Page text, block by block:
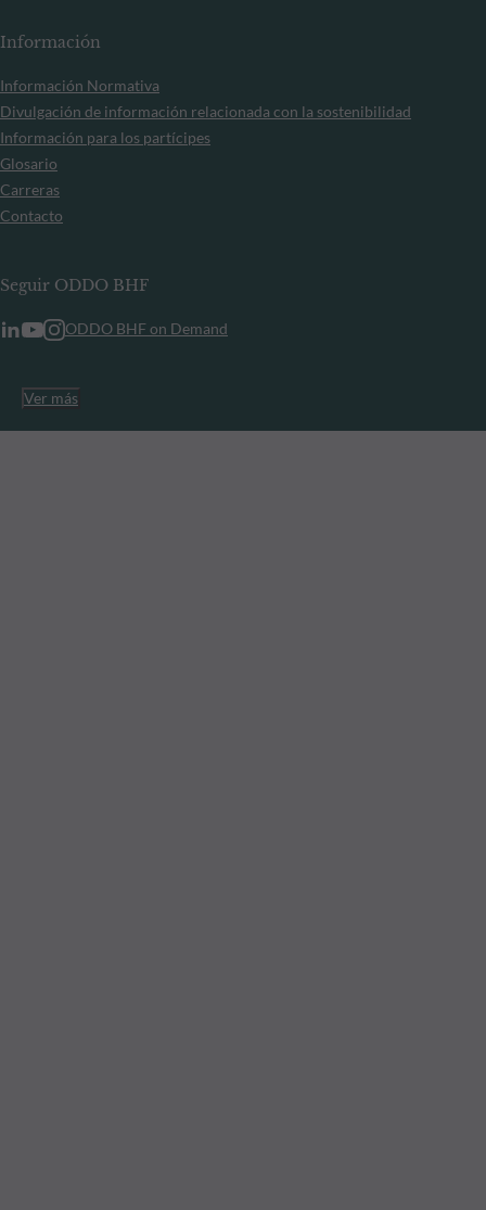
Información
Información Normativa
Divulgación de información relacionada con la sostenibilidad
Información para los partícipes
Glosario
Carreras
Contacto
Seguir ODDO BHF
ODDO BHF on Demand
Ver más